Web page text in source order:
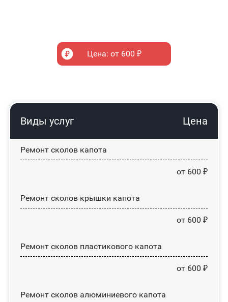
Цена: от 600 ₽
Виды услуг Цена
Ремонт сколов капота
от 600 ₽
Ремонт сколов крышки капота
от 600 ₽
Ремонт сколов пластикового капота
от 600 ₽
Ремонт сколов алюминиевого капота